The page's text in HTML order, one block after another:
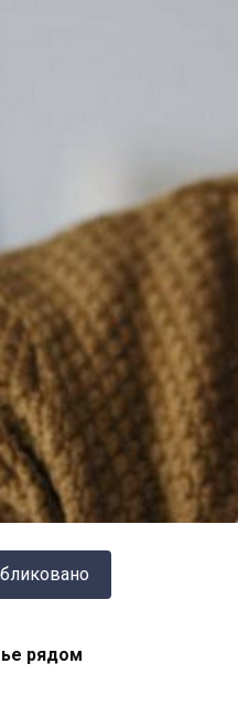
рядом